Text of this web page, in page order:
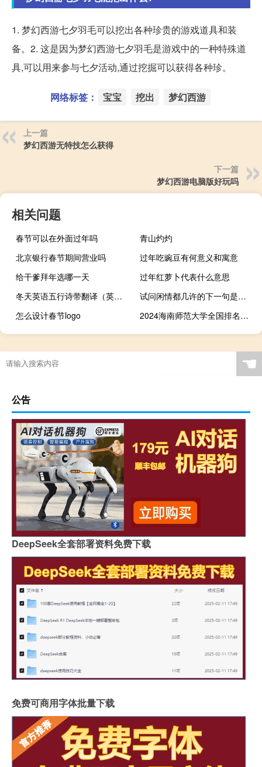
1. 梦幻西游七夕羽毛可以挖出各种珍贵的游戏道具和装
备。2. 这是因为梦幻西游七夕羽毛是游戏中的一种特殊道
具,可以用来参与七夕活动,通过挖掘可以获得各种珍。
网络标签： 宝宝 挖出 梦幻西游
上一篇
梦幻西游无特技怎么获得
下一篇
梦幻西游电脑版好玩吗
相关问题
春节可以在外面过年吗
青山灼灼
北京银行春节期间营业吗
过年吃豌豆有何意义和寓意
给干爹拜年选哪一天
过年红萝卜代表什么意思
冬天英语五行诗带翻译（英语五行诗带翻译）
试问闲情都几许的下一句是什么
怎么设计春节logo
2024海南师范大学全国排名多少
☚
公告
DeepSeek全套部署资料免费下载
免费可商用字体批量下载